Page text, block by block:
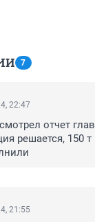
7
22:47
отчет
решается, 150
21:55